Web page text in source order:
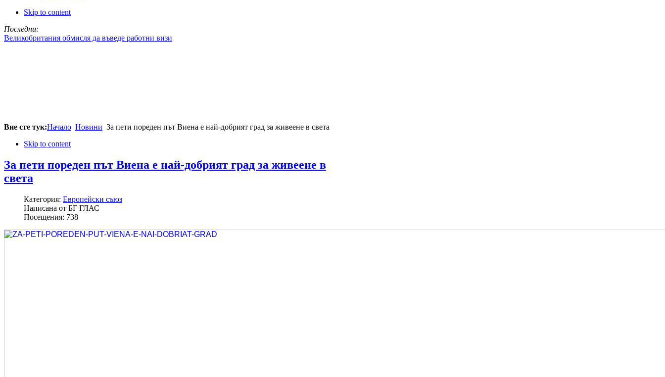
Skip to content
Последни:
Великобритания обмисля да въведе работни визи
Вие сте тук:Начало Новини За пети пореден път Виена е най-добрият град за живеене в света
Skip to content
За пети пореден път Виена е най-добрият град за живеене в
света
Категория: Европейски съюз
Написана от БГ ГЛАС
Посещения: 738